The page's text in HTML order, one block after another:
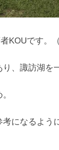
者KOUです。（
、諏訪湖を
になるよう